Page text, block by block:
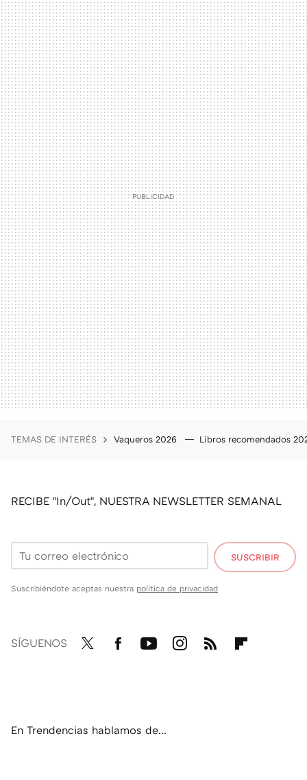
TEMAS DE INTERÉS Vaqueros 2026 Libros recomendados
RECIBE "In/Out", NUESTRA NEWSLETTER SEMANAL
SUSCRIBIR
Suscribiéndote aceptas nuestra política de privacidad
SÍGUENOS
En Trendencias hablamos de...